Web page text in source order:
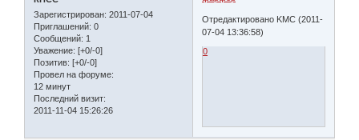
Зарегистрирован: 2011-07-04
Приглашений: 0
Сообщений: 1
Уважение: [+0/-0]
Позитив: [+0/-0]
Провел на форуме:
12 минут
Последний визит:
2011-11-04 15:26:26
Отредактировано KMC (2011-
07-04 13:36:58)
0